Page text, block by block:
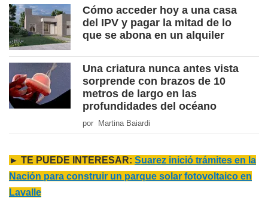
Cómo acceder hoy a una casa
del IPV y pagar la mitad de lo
que se abona en un alquiler
Una criatura nunca antes vista
sorprende con brazos de 10
metros de largo en las
profundidades del océano
por Martina Baiardi
► TE PUEDE INTERESAR: Suarez inició trámites en la
Nación para construir un parque solar fotovoltaico en
Lavalle